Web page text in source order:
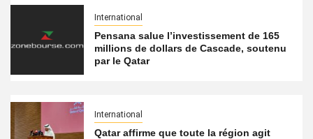
International
Pensana salue l’investissement de 165
millions de dollars de Cascade, soutenu
par le Qatar
International
Qatar affirme que toute la région agit